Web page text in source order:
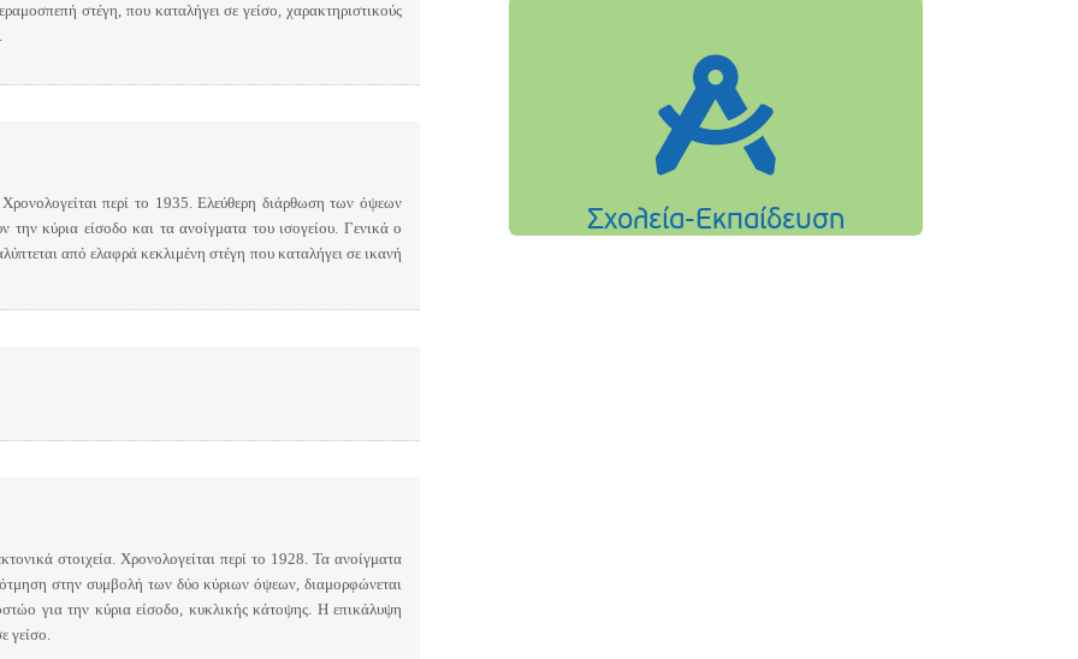
στέγη, που καταλήγει σε γείσο, χαρακτηριστικούς
περί το 1935. Ελεύθερη διάρθωση των όψεων
την κύρια είσοδο και τα ανοίγματα του ισογείου. Γενικά ο
από ελαφρά κεκλιμένη στέγη που καταλήγει σε ικανή
στοιχεία. Χρονολογείται περί το 1928. Τα ανοίγματα
στην συμβολή των δύο κύριων όψεων, διαμορφώνεται
για την κύρια είσοδο, κυκλικής κάτοψης. Η επικάλυψη
γείσο.